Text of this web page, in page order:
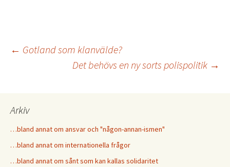
Inläggsnavigering
← Gotland som klanvälde?
Det behövs en ny sorts polispolitik →
Arkiv
…bland annat om ansvar och "någon-annan-ismen"
…bland annat om internationella frågor
…bland annat om sånt som kan kallas solidaritet